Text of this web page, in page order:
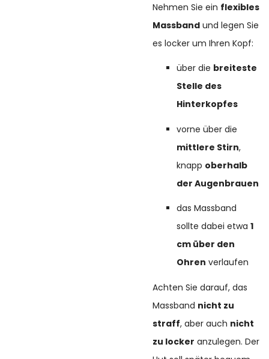
Nehmen Sie ein flexibles
Massband und legen Sie
es locker um Ihren Kopf:
über die breiteste
Stelle des
Hinterkopfes
vorne über die
mittlere Stirn,
knapp oberhalb
der Augenbrauen
das Massband
sollte dabei etwa1
cm über den
Ohren verlaufen
Achten Sie darauf, das
Massband nicht zu
straff, aber auch nicht
zu locker anzulegen. Der